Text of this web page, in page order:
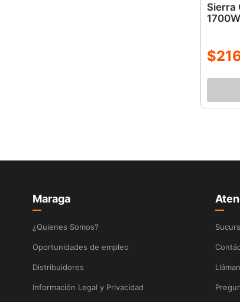
Sierra
$
Maraga
¿Quienes Somos?
Oportunidades de empleo
Distribuidores
Información Legal y Privacidad